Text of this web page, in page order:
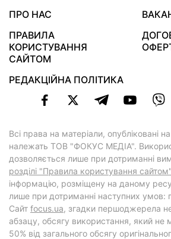
ПРО НАС
ПРАВИЛА
КОРИСТУВАННЯ
САЙТОМ
РЕДАКЦІЙНА ПОЛІТИКА
Всі права на матеріали, опубліковані
належать ТОВ "ФОКУС МЕДІА".
дозволяється лише при дотриманні
розділі "Правила користування сайтом"
інформацію, розміщену на даному
лише при дотриманні наступних умов:
Cайт focus.ua, згадки першоджерела
абзацу, обсягу використання, який
50% від загального обсягу